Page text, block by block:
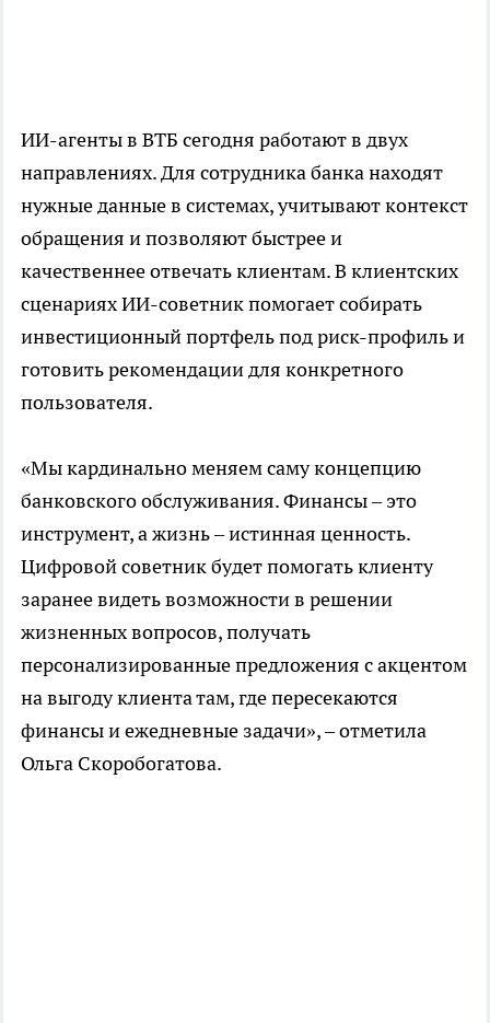
ИИ-агенты в ВТБ сегодня работают в двух
направлениях. Для сотрудника банка находят
нужные данные в системах, учитывают контекст
обращения и позволяют быстрее и
качественнее отвечать клиентам. В клиентских
сценариях ИИ-советник помогает собирать
инвестиционный портфель под риск-профиль и
готовить рекомендации для конкретного
пользователя.
«Мы кардинально меняем саму концепцию
банковского обслуживания. Финансы – это
инструмент, а жизнь – истинная ценность.
Цифровой советник будет помогать клиенту
заранее видеть возможности в решении
жизненных вопросов, получать
персонализированные предложения с акцентом
на выгоду клиента там, где пересекаются
финансы и ежедневные задачи», – отметила
Ольга Скоробогатова.